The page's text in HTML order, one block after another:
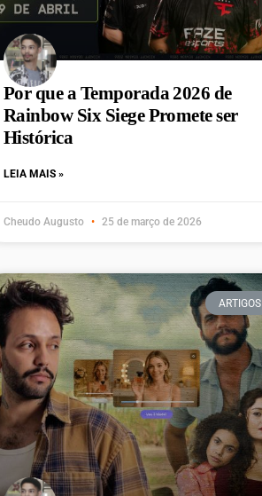
Por que a Temporada 2026 de
Rainbow Six Siege Promete ser
Histórica
LEIA MAIS »
Cheudo Augusto 25 de março de 2026
ARTIGOS